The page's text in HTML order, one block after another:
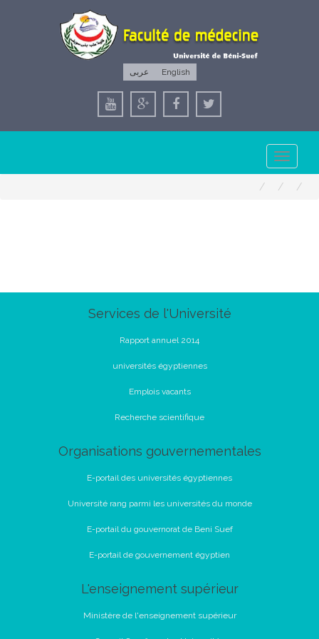
English عربى
Toggle
navigation
Services de l'Université
Rapport annuel 2014
universités égyptiennes
Emplois vacants
Recherche scientifique
Organisations gouvernementales
E-portail des universités égyptiennes
Université rang parmi les universités du monde
E-portail du gouvernorat de Beni Suef
E-portail de gouvernement égyptien
L'enseignement supérieur
Ministère de l'enseignement supérieur